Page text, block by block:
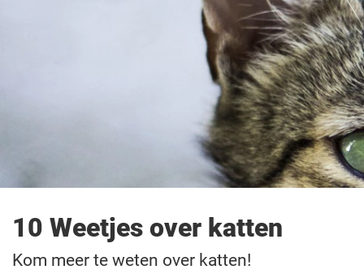
10 Weetjes over katten
Kom meer te weten over katten!